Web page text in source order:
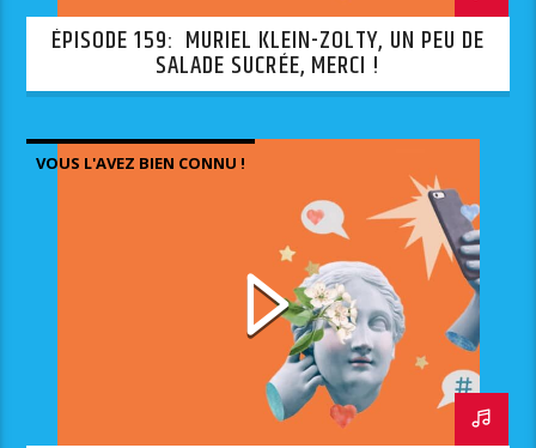
ÉPISODE 159: MURIEL KLEIN-ZOLTY, UN PEU DE
SALADE SUCRÉE, MERCI !
VOUS L'AVEZ BIEN CONNU !